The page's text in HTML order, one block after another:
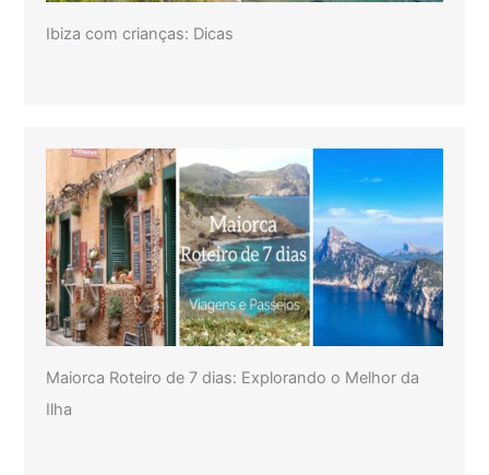
Ibiza com crianças: Dicas
Maiorca Roteiro de 7 dias: Explorando o Melhor da
Ilha